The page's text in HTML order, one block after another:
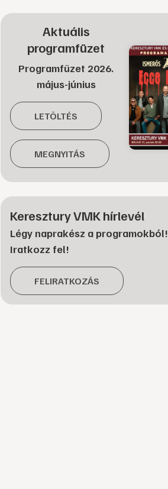
Aktuális
programfüzet
Programfüzet 2026.
május-június
LETÖLTÉS
MEGNYITÁS
Keresztury VMK hírlevél
Légy naprakész a programokból!
Iratkozz fel!
FELIRATKOZÁS